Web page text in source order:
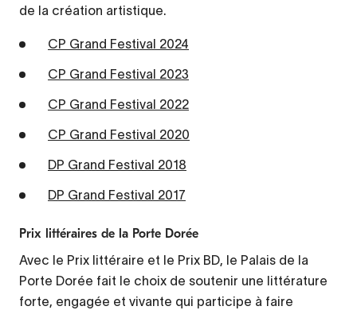
de la création artistique.
CP Grand Festival 2024
CP Grand Festival 2023
CP Grand Festival 2022
CP Grand Festival 2020
DP Grand Festival 2018
DP Grand Festival 2017
Prix littéraires de la Porte Dorée
Avec le Prix littéraire et le Prix BD, le Palais de la
Porte Dorée fait le choix de soutenir une littérature
forte, engagée et vivante qui participe à faire